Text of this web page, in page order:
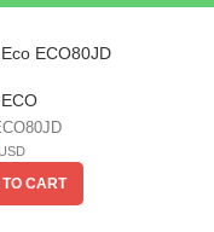
ECO80JD
USD
CART